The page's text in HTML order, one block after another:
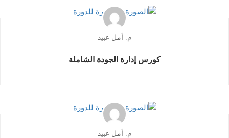
م. أمل عبيد
كورس إدارة الجودة الشاملة
م. أمل عبيد